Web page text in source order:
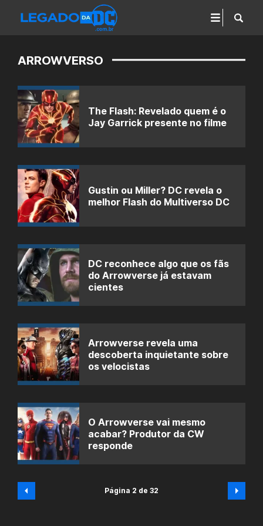
ARROWVERSO
The Flash: Revelado quem é o
Jay Garrick presente no filme
Gustin ou Miller? DC revela o
melhor Flash do Multiverso DC
DC reconhece algo que os fãs
do Arrowverse já estavam
cientes
Arrowverse revela uma
descoberta inquietante sobre
os velocistas
O Arrowverse vai mesmo
acabar? Produtor da CW
responde
Página 2 de 32